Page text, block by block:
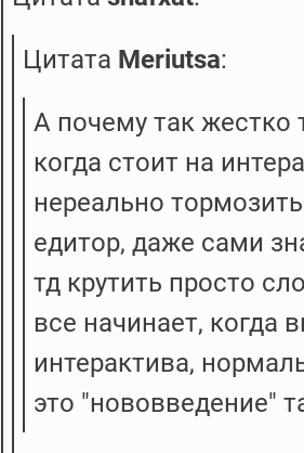
Цитата Meriutsa:
А почему так жестко
когда стоит на
нереально
едитор, даже сами
тд крутить просто
все начинает, когда
интерактива,
это "нововведение"